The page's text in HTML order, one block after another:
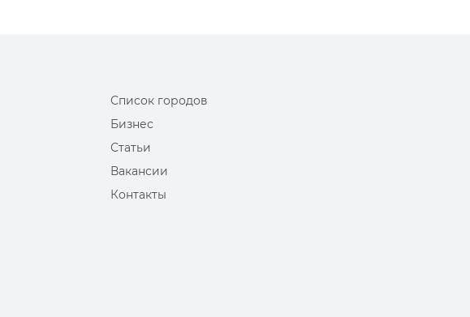
Список городов
Бизнес
Статьи
Вакансии
Контакты